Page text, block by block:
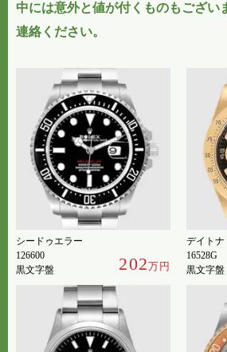
中には意外と値が付くものもござい
連絡ください。
シードゥエラー
126600
黒文字盤
202万円
デイトナ
16528G
黒文字盤